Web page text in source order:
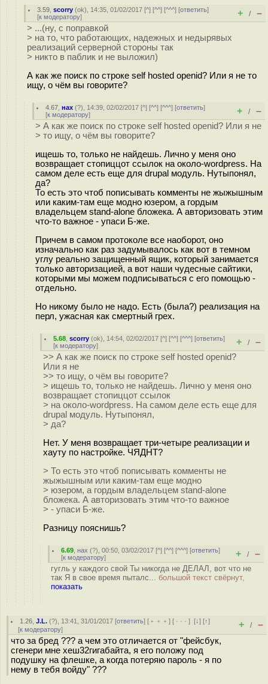
3.59 ,scorry (ok), 14:35, 01/02/2017 [^] [^^] [^^^] [ответить]
[к модератору] + / –
> ...(ну, с поправкой
> на то, что работающих, надежных и недырявых
реализаций серверной стороны так
> никто в паблик и не выложил)
А как же поиск по строке self hosted openid? Или я не то
ищу, о чём вы говорите?
4.67 ,нах (?), 14:39, 02/02/2017 [^] [^^] [^^^] [ответить]
[к модератору] + / –
> А как же поиск по строке self hosted openid? Или я не
> то ищу, о чём вы говорите?
ищешь то, только не найдешь. Лично у меня оно
возвращает стопиццот ссылок на около-wordpress. На
самом деле есть еще для drupal модуль. Нутыпонял,
да?
То есть это чтоб пописывать комменты не жыжышным
или каким-там еще модно юзером, а гордым
владельцем stand-alone бложека. А авторизовать этим
что-то важное - упаси Б-же.
Причем в самом протоколе все наоборот, оно
изначально как раз задумывалось как вот в темном
углу реально защищенный ящик, который занимается
только авторизацией, а вот наши чудесные сайтики,
которыми мы можем подписываться с его помощью -
отдельно.
Но никому было не надо. Есть (была?) реализация на
перл, ужасная как смертный грех.
5.68 ,scorry (ok), 14:54, 02/02/2017 [^] [^^] [^^^] [ответить]
[к модератору] + / –
>> А как же поиск по строке self hosted openid?
Или я не
>> то ищу, о чём вы говорите?
> ищешь то, только не найдешь. Лично у меня оно
возвращает стопиццот ссылок
> на около-wordpress. На самом деле есть еще для
drupal модуль. Нутыпонял,
> да?
Нет. У меня возвращает три-четыре реализации и
хауту по настройке. ЧЯДНТ?
> То есть это чтоб пописывать комменты не
жыжышным или каким-там еще модно
> юзером, а гордым владельцем stand-alone
бложека. А авторизовать этим что-то важное
> - упаси Б-же.
Разницу пояснишь?
6.69 ,нах (?), 00:50, 03/02/2017 [^] [^^] [^^^] [ответить]
[к модератору] + / –
гугль у каждого свой Ты никогда не ДЕЛАЛ, вот что не
так Я в свое время пыталс... большой текст свёрнут,
показать
1.26 ,J.L. (?), 13:41, 31/01/2017 [ответить] [ ﹢﹢﹢] [ · · ·][↓] [↑]
[к модератору] + / –
что за бред ??? а чем это отличается от "фейсбук,
сгенери мне хеш32гигабайта, я его положу под
подушку на флешке, а когда потеряю пароль - я по
нему в тебя войду" ???